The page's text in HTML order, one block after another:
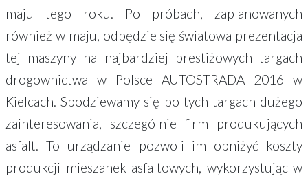
maju tego roku. Po próbach, zaplanowanych
również w maju, odbędzie się światowa prezentacja
tej maszyny na najbardziej prestiżowych targach
drogownictwa w Polsce AUTOSTRADA 2016 w
Kielcach. Spodziewamy się po tych targach dużego
zainteresowania, szczególnie firm produkujących
asfalt. To urządzanie pozwoli im obniżyć koszty
produkcji mieszanek asfaltowych, wykorzystując w